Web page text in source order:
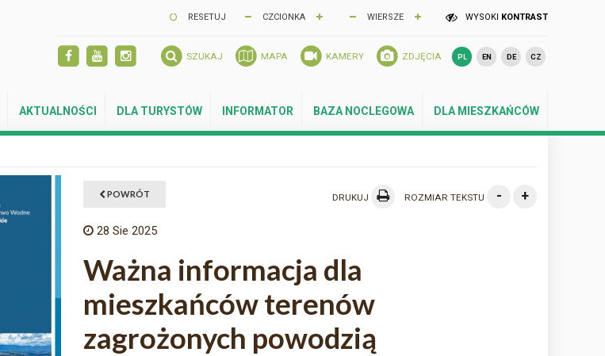
RESETUJ CZCIONKA WIERSZE WYSOKI KONTRAST
SZUKAJ MAPA KAMERY ZDJĘCIA PL EN DE CZ
AKTUALNOŚCI DLA TURYSTÓW INFORMATOR BAZA NOCLEGOWA DLA MIESZKAŃCÓW
POWRÓT DRUKUJ ROZMIAR TEKSTU - +
28 Sie 2025
Ważna informacja dla
mieszkańców terenów
zagrożonych powodzią